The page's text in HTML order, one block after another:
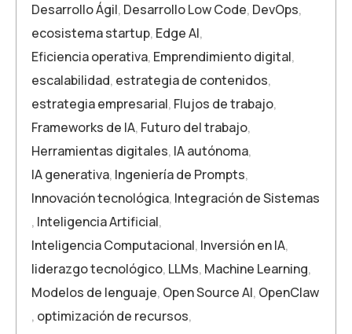
Desarrollo Ágil, Desarrollo Low Code, DevOps,
ecosistema startup, Edge AI,
Eficiencia operativa, Emprendimiento digital,
escalabilidad, estrategia de contenidos,
estrategia empresarial, Flujos de trabajo,
Frameworks de IA, Futuro del trabajo,
Herramientas digitales, IA autónoma,
IA generativa, Ingeniería de Prompts,
Innovación tecnológica, Integración de Sistemas
, Inteligencia Artificial,
Inteligencia Computacional, Inversión en IA,
liderazgo tecnológico, LLMs, Machine Learning,
Modelos de lenguaje, Open Source AI, OpenClaw
, optimización de recursos,